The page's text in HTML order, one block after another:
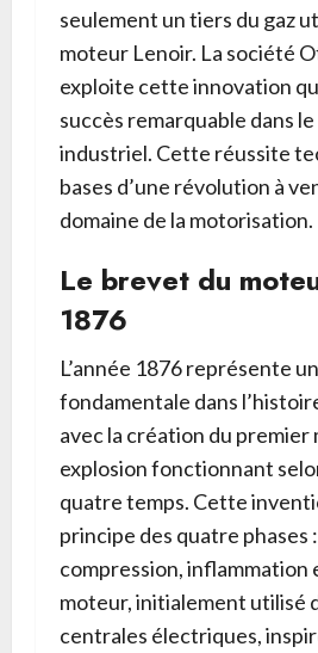
seulement un tiers du gaz
moteur Lenoir. La société
exploite cette innovation
succès remarquable dans
industriel. Cette réussite
bases d’une révolution à
domaine de la motorisation.
Le brevet du
1876
L’année 1876 représente
fondamentale dans
avec la création du premier
explosion fonctionnant
quatre temps. Cette
principe des quatre phases
compression, inflammation
moteur, initialement utilisé
centrales électriques,